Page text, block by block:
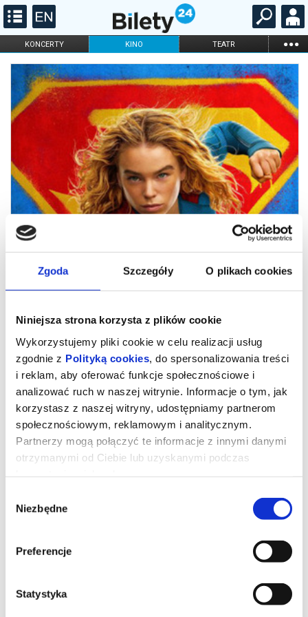
Zgoda Szczegóły O plikach cookies
Niniejsza strona korzysta z plików cookie
Wykorzystujemy pliki cookie w celu realizacji usług
zgodnie z Polityką cookies , do spersonalizowania treści
i reklam, aby oferować funkcje społecznościowe i
analizować ruch w naszej witrynie. Informacje o tym, jak
korzystasz z naszej witryny, udostępniamy partnerom
społecznościowym, reklamowym i analitycznym.
Partnerzy mogą połączyć te informacje z innymi danymi
otrzymanymi od Ciebie lub uzyskanymi podczas
zgody
Niezbędne
Preferencje
Statystyka
KONCERTY KINO TEATR ...
FILHARMONIA OPERA I BALET
STAND-UP
DLA DZIECI
ONLINE KARNETY
Supergirl / 2D DUB
Kiedy nieoczekiwany i bezwzględny przeciwnik atakuje
niebezpiecznie blisko domu, Kara Zor-El, znana też jako Supergirl,
przygód, międzygalaktycznej podróży w poszukiwaniu zemsty i
sprawiedliwości.